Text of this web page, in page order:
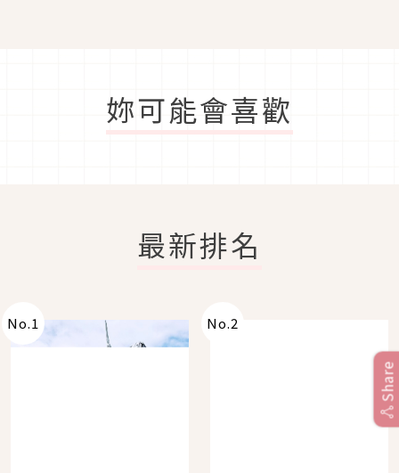
妳可能會喜歡
最新排名
No.1 No.2
Share